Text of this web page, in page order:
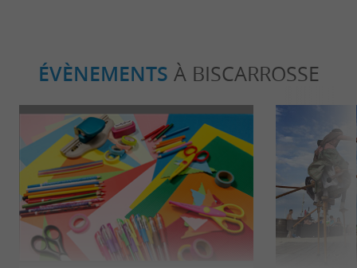
ÉVÈNEMENTS À BISCARROSSE